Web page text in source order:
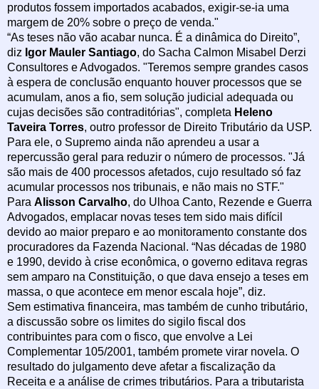
produtos fossem importados acabados, exigir-se-ia uma
margem de 20% sobre o preço de venda."
“As teses não vão acabar nunca. É a dinâmica do Direito”,
diz Igor Mauler Santiago, do Sacha Calmon Misabel Derzi
Consultores e Advogados. "Teremos sempre grandes casos
à espera de conclusão enquanto houver processos que se
acumulam, anos a fio, sem solução judicial adequada ou
cujas decisões são contraditórias", completa Heleno
Taveira Torres, outro professor de Direito Tributário da USP.
Para ele, o Supremo ainda não aprendeu a usar a
repercussão geral para reduzir o número de processos. "Já
são mais de 400 processos afetados, cujo resultado só faz
acumular processos nos tribunais, e não mais no STF."
Para Alisson Carvalho, do Ulhoa Canto, Rezende e Guerra
Advogados, emplacar novas teses tem sido mais difícil
devido ao maior preparo e ao monitoramento constante dos
procuradores da Fazenda Nacional. “Nas décadas de 1980
e 1990, devido à crise econômica, o governo editava regras
sem amparo na Constituição, o que dava ensejo a teses em
massa, o que acontece em menor escala hoje”, diz.
Sem estimativa financeira, mas também de cunho tributário,
a discussão sobre os limites do sigilo fiscal dos
contribuintes para com o fisco, que envolve a Lei
Complementar 105/2001, também promete virar novela. O
resultado do julgamento deve afetar a fiscalização da
Receita e a análise de crimes tributários. Para a tributarista